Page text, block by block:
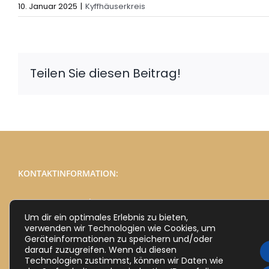
10. Januar 2025 | Kyffhäuserkreis
Teilen Sie diesen Beitrag!
KONTAKTINFORMATION:
Telefon:03691 / 78 77 975
E-Mail:info@die-heimat-thueringen.de
Webseite:https://die-heimat-thueringen.de
Um dir ein optimales Erlebnis zu bieten,
verwenden wir Technologien wie Cookies, um
Geräteinformationen zu speichern und/oder
darauf zuzugreifen. Wenn du diesen
Technologien zustimmst, können wir Daten wie